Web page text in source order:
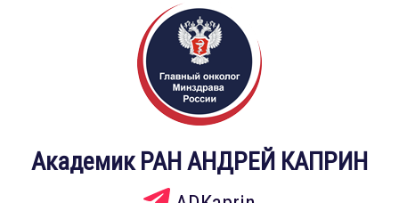
Академик РАН АНДРЕЙ КАПРИН